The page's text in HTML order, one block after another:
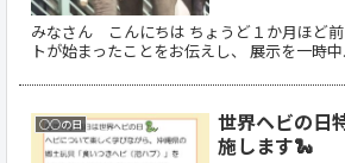
みなさん こんにちは ちょうど１か月ほど
トが始まったことをお伝えし、 展示を一時中
○○の日
世界ヘビの日
施します🐍